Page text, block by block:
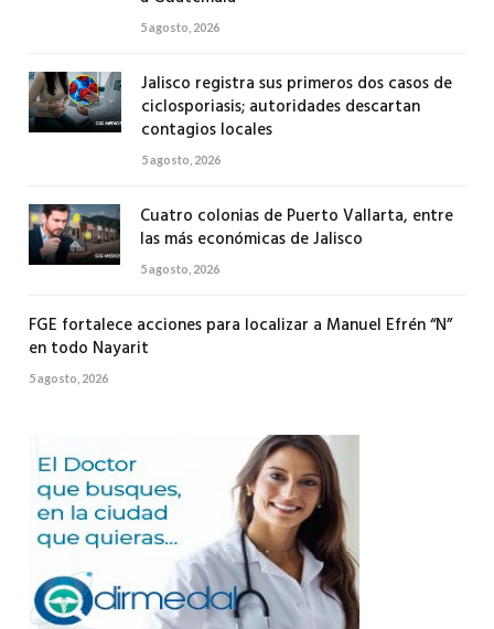
5 agosto, 2026
Jalisco registra sus primeros dos casos de
ciclosporiasis; autoridades descartan
contagios locales
5 agosto, 2026
Cuatro colonias de Puerto Vallarta, entre
las más económicas de Jalisco
5 agosto, 2026
FGE fortalece acciones para localizar a Manuel Efrén “N”
en todo Nayarit
5 agosto, 2026